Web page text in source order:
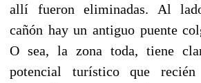
allí fueron eliminadas. Al
cañón hay un antiguo puente
O sea, la zona toda, tiene
potencial turístico que